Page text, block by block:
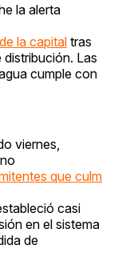
la alerta
la capital tras
distribución. Las
cumple con
viernes,
que culm
casi
en el sistema
de